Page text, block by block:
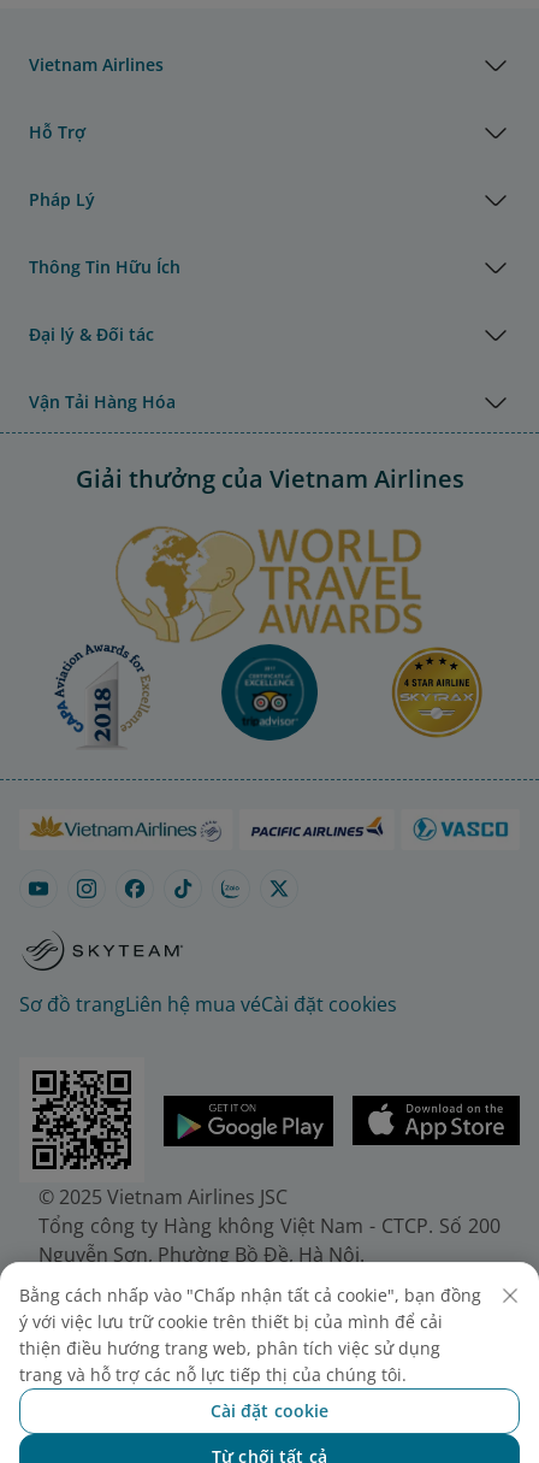
Vietnam Airlines
Hỗ Trợ
Pháp Lý
Thông Tin Hữu Ích
Đại lý & Đối tác
Vận Tải Hàng Hóa
Giải thưởng của Vietnam Airlines
Sơ đồ trangLiên hệ mua véCài đặt cookies
© 2025 Vietnam Airlines JSC
Tổng công ty Hàng không Việt Nam - CTCP. Số 200
Nguyễn Sơn, Phường Bồ Đề, Hà Nội.
Điện thoại: (+84-24) 38272289. Fax: (+84-24)
38722375
Giấy chứng nhận đăng ký doanh nghiệp, mã số
doanh nghiệp 0100107518, đăng ký lần đầu ngày
30/6/2010, đăng ký thay đổi lần thứ 10 ngày
24/7/2025, cấp bởi Sở Tài chính Thành phố Hà Nội.
Bằng cách nhấp vào "Chấp nhận tất cả cookie", bạn đồng
ý với việc lưu trữ cookie trên thiết bị của mình để cải
thiện điều hướng trang web, phân tích việc sử dụng
trang và hỗ trợ các nỗ lực tiếp thị của chúng tôi.
Cài đặt cookie
Từ chối tất cả